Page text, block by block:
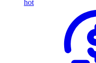
hot